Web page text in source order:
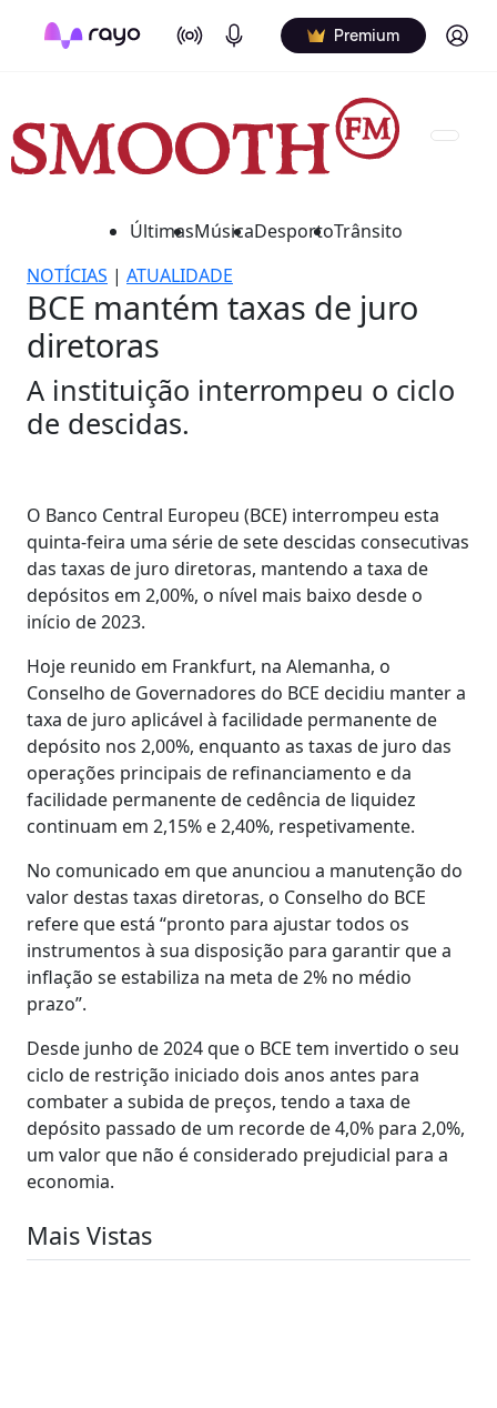
On Air Podcasts Premium Log in
ÚltimasMúsicaDesportoTrânsito
NOTÍCIAS | ATUALIDADE
BCE mantém taxas de juro
diretoras
A instituição interrompeu o ciclo
de descidas.
O Banco Central Europeu (BCE) interrompeu esta
quinta-feira uma série de sete descidas consecutivas
das taxas de juro diretoras, mantendo a taxa de
depósitos em 2,00%, o nível mais baixo desde o
início de 2023.
Hoje reunido em Frankfurt, na Alemanha, o
Conselho de Governadores do BCE decidiu manter a
taxa de juro aplicável à facilidade permanente de
depósito nos 2,00%, enquanto as taxas de juro das
operações principais de refinanciamento e da
facilidade permanente de cedência de liquidez
continuam em 2,15% e 2,40%, respetivamente.
No comunicado em que anunciou a manutenção do
valor destas taxas diretoras, o Conselho do BCE
refere que está “pronto para ajustar todos os
instrumentos à sua disposição para garantir que a
inflação se estabiliza na meta de 2% no médio
prazo”.
Desde junho de 2024 que o BCE tem invertido o seu
ciclo de restrição iniciado dois anos antes para
combater a subida de preços, tendo a taxa de
depósito passado de um recorde de 4,0% para 2,0%,
um valor que não é considerado prejudicial para a
economia.
Mais Vistas